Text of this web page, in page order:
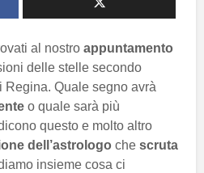
al nostro appuntamento
delle stelle secondo
Regina. Quale segno avrà
o quale sarà più
questo e molto altro
dell’astrologo che scruta
insieme cosa ci